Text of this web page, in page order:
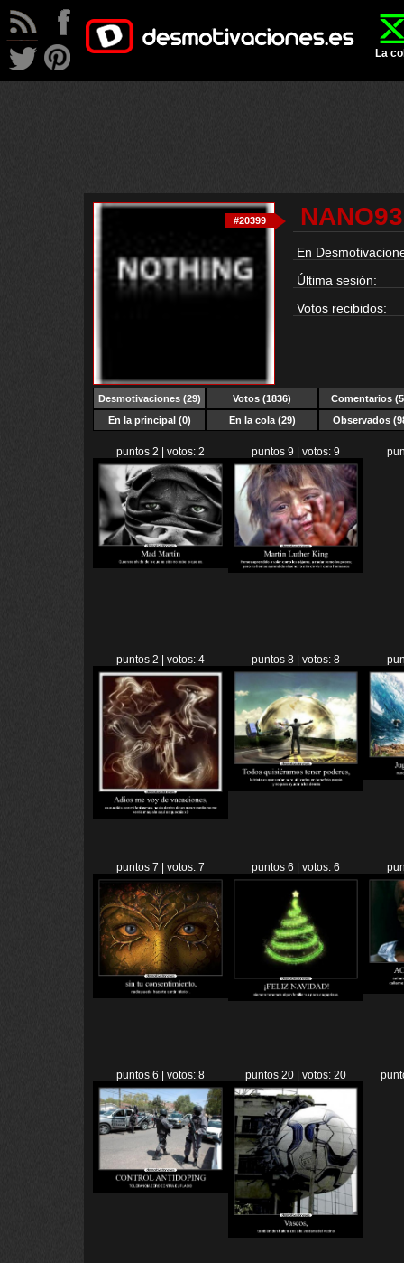
La
#20399 NANO93
En
Última sesión:
Votos recibidos:
Desmotivaciones(29) Votos (1836)
Comentarios
En la principal (0)
En la cola (29) Observados
puntos 2 | votos: 2 puntos 9 | votos: 9
puntos 2 | votos: 4 puntos 8 | votos: 8
puntos 7 | votos: 7 puntos 6 | votos: 6
puntos 6 | votos: 8 puntos 20 | votos: 20